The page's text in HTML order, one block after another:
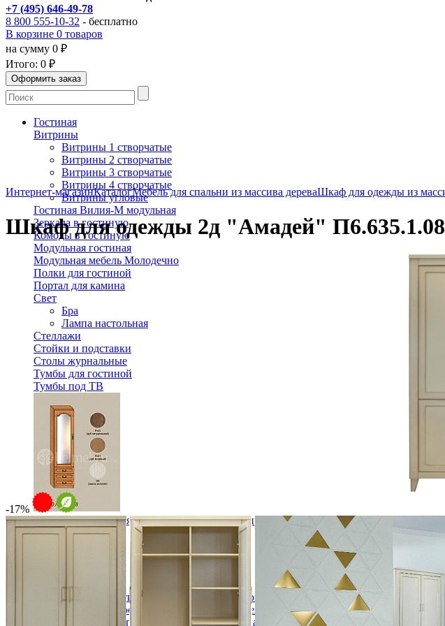
+7 (495) 646-49-78
8 800 555-10-32 - бесплатно
В корзине 0 товаров
на сумму 0 ₽
Итого: 0 ₽
Гостиная
Витрины
Витрины 1 створчатые
Витрины 2 створчатые
Витрины 3 створчатые
Витрины 4 створчатые
Витрины угловые
Гостиная Вилия-М модульная
Зеркала в гостиную
Комоды в гостиную
Модульная гостиная
Модульная мебель Молодечно
Полки для гостиной
Портал для камина
Свет
Бра
Лампа настольная
Стеллажи
Стойки и подставки
Столы журнальные
Тумбы для гостиной
Тумбы под ТВ
Модульная гостиная Вилия-М Шкаф комбинированный №1 З-01
49 824 ₽
Спальня
Деревянные кровати с подъемным механизмом
Кровати односпальные с подъемным механизмом
Кровати двуспальные с подъемным механизмом
Интернет-магазинКаталогМебель для спальни из массива дереваШкаф для одежды из
Шкаф для одежды 2д "Амадей" П6.635.1.08
-17%